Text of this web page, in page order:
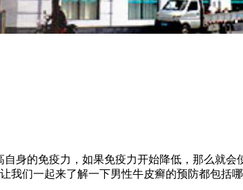
的免疫力，如果免疫力开始降低，那么就会
们一起来了解一下男性牛皮癣的预防都包括哪